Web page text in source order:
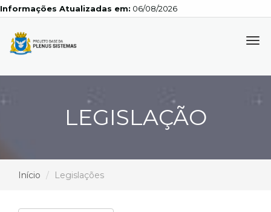
Atualizadas em: 06/08/2026
LEGISLAÇÃO
Início Legislações